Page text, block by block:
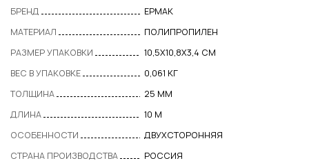
БРЕНД
ЕРМАК
МАТЕРИАЛ
ПОЛИПРОПИЛЕН
РАЗМЕР УПАКОВКИ
10,5Х10,8Х3,4 СМ
ВЕС В УПАКОВКЕ
0,061 КГ
ТОЛЩИНА
25 ММ
ДЛИНА
10 М
ОСОБЕННОСТИ
ДВУХСТОРОННЯЯ
СТРАНА ПРОИЗВОДСТВА
РОССИЯ